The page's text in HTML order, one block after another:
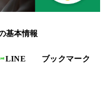
基本情報
LINE
ブックマーク